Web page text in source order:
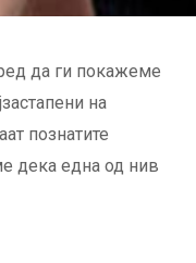
да ги покажеме
на
познатите
дека една од нив